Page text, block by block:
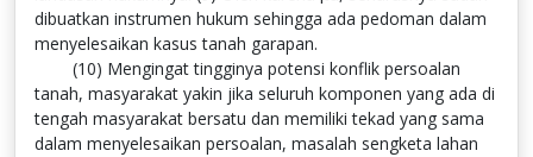
dibuatkan instrumen hukum sehingga ada pedoman dalam
menyelesaikan kasus tanah garapan.
(10) Mengingat tingginya potensi konflik persoalan
tanah, masyarakat yakin jika seluruh komponen yang ada di
tengah masyarakat bersatu dan memiliki tekad yang sama
dalam menyelesaikan persoalan, masalah sengketa lahan